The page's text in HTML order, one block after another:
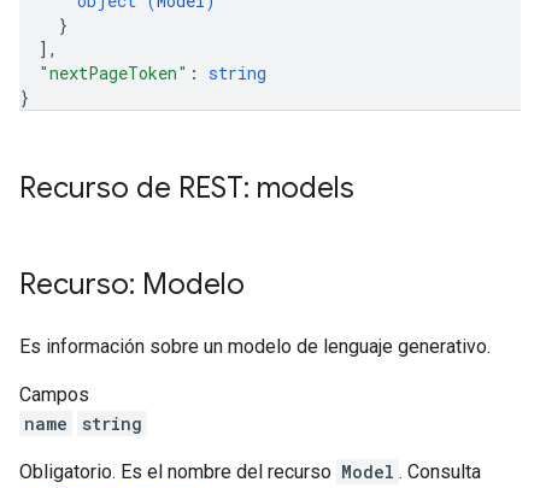
}
] ,
"nextPageToken" : string
}
Recurso de REST: models
Recurso: Modelo
Es información sobre un modelo de lenguaje generativo.
Campos
name
string
Obligatorio. Es el nombre del recurso Model . Consulta